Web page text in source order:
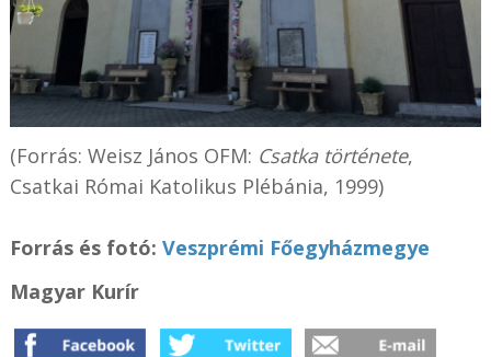
(Forrás: Weisz János OFM: Csatka története,
Csatkai Római Katolikus Plébánia, 1999)
Forrás és fotó: Veszprémi Főegyházmegye
Magyar Kurír